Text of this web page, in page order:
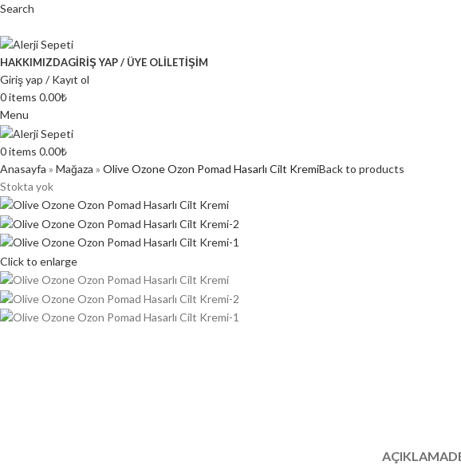
Search
HAKKIMIZDAGIRIŞ YAP / ÜYE OLİLETIŞIM
Giriş yap / Kayıt ol
0items 0.00₺
Menu
0items 0.00₺
Anasayfa » Mağaza » Olive Ozone Ozon Pomad Hasarlı Cilt KremiBack to products
Stokta yok
Click to enlarge
AÇIKLAMA